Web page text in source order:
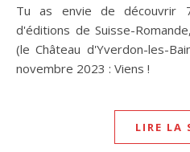
Tu as envie de découvrir 77 auteurs et 6 maisons
d'éditions de Suisse-
(le Château d'Yverdon-les-
novembre 2023 : Viens !
LIRE LA